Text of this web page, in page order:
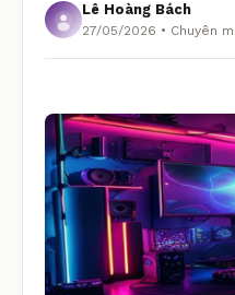
Lê Hoàng Bách
27/05/2026 • Chuyên